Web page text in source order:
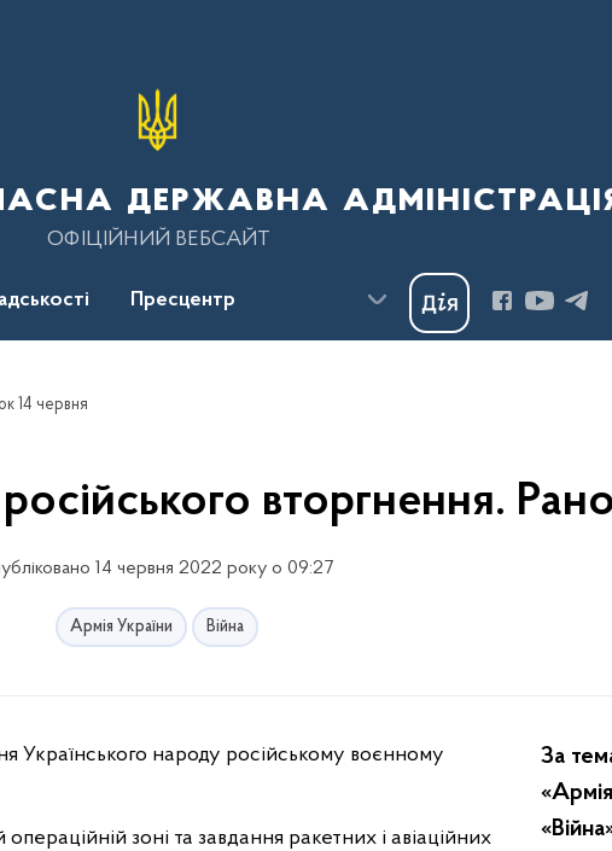
державна
ОФІЦІЙНИЙ ВЕБСАЙТ
Пресцентр
14 червня
вторгнення.
14 червня 2022 року о 09:27
Армія України Війна
зоні та завдання ракетних і авіаційних
За